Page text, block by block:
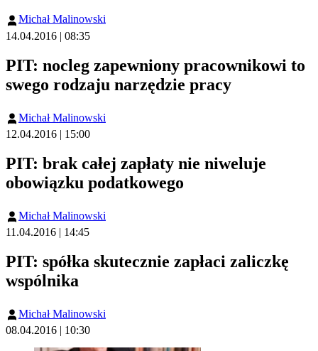
Michał Malinowski
14.04.2016 | 08:35
PIT: nocleg zapewniony pracownikowi to
swego rodzaju narzędzie pracy
Michał Malinowski
12.04.2016 | 15:00
PIT: brak całej zapłaty nie niweluje
obowiązku podatkowego
Michał Malinowski
11.04.2016 | 14:45
PIT: spółka skutecznie zapłaci zaliczkę
wspólnika
Michał Malinowski
08.04.2016 | 10:30